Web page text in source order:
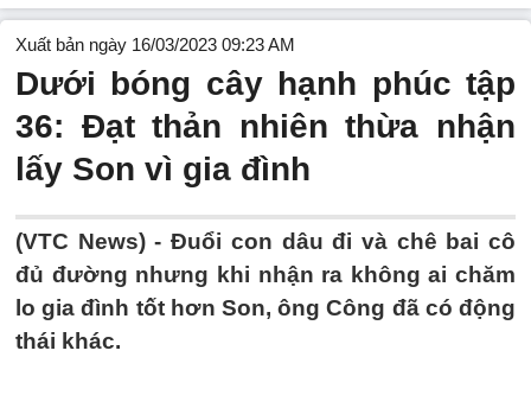
Xuất bản ngày 16/03/2023 09:23 AM
Dưới bóng cây hạnh phúc tập
36: Đạt thản nhiên thừa nhận
lấy Son vì gia đình
(VTC News) -Đuổi con dâu đi và chê bai cô
đủ đường nhưng khi nhận ra không ai chăm
lo gia đình tốt hơn Son, ông Công đã có động
thái khác.